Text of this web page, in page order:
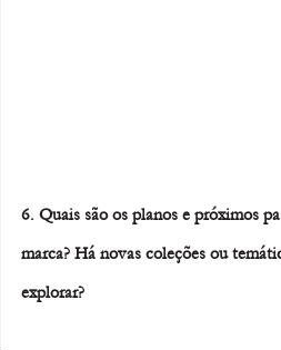
6. Quais são os planos e próximos
marca? Há novas coleções ou
explorar?